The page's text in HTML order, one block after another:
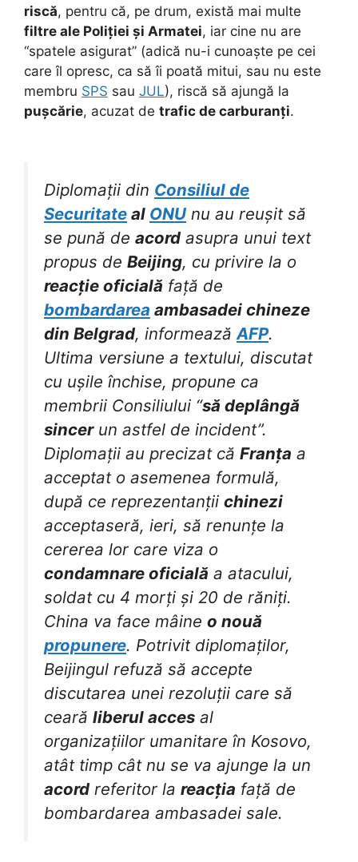
riscă, pentru că, pe drum, există mai multe
filtre ale Poliției și Armatei, iar cine nu are
“spatele asigurat” (adică nu-i cunoaște pe cei
care îl opresc, ca să îi poată mitui, sau nu este
membru SPS sau JUL), riscă să ajungă la
pușcărie, acuzat de trafic de carburanți.
Diplomații din Consiliul de
Securitate al ONU nu au reușit să
se pună de acordasupra unui text
propus de Beijing, cu privire la o
reacție oficială față de
bombardarea ambasadei chineze
din Belgrad, informeazăAFP.
Ultima versiune a textului, discutat
cu ușile închise, propune ca
membrii Consiliului “să deplângă
sincerun astfel de incident”.
Diplomații au precizat că Franța a
acceptat o asemenea formulă,
după ce reprezentanții chinezi
acceptaseră, ieri, să renunțe la
cererea lor care viza o
condamnare oficială a atacului,
soldat cu 4 morți și 20 de răniți.
China va face mâine o nouă
propunere. Potrivit diplomaților,
Beijingul refuză să accepte
discutarea unei rezoluții care să
ceară liberul acces al
organizațiilor umanitare în Kosovo,
atât timp cât nu se va ajunge la un
acordreferitor la reacția față de
bombardarea ambasadei sale.